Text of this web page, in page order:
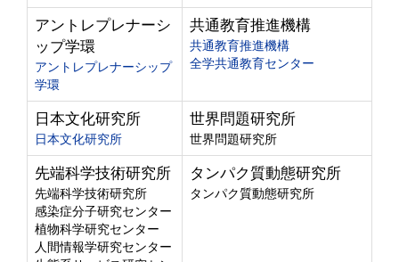
アントレプレナーシ
ップ学環
アントレプレナーシップ
学環
共通教育推進機構
共通教育推進機構
全学共通教育センター
日本文化研究所
日本文化研究所
世界問題研究所
世界問題研究所
先端科学技術研究所
先端科学技術研究所
感染症分子研究センター
植物科学研究センター
人間情報学研究センター
タンパク質動態研究所
タンパク質動態研究所